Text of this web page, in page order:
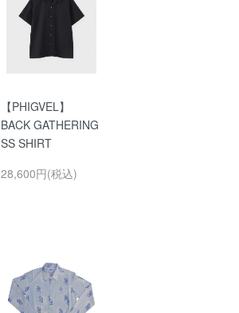
【PHIGVEL】
BACK GATHERING
SS SHIRT
28,600円(税込)